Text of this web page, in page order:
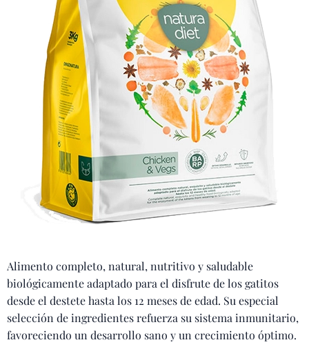
Alimento completo, natural, nutritivo y saludable
biológicamente adaptado para el disfrute de los gatitos
desde el destete hasta los 12 meses de edad. Su especial
selección de ingredientes refuerza su sistema inmunitario,
favoreciendo un desarrollo sano y un crecimiento óptimo.